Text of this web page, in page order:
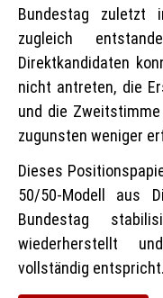
Bundestag zuletzt
zugleich
Direktkandidaten
nicht antreten, die
und die
zugunsten weniger
Dieses
50/50-Modell aus
Bundestag
wiederherstellt
vollständig